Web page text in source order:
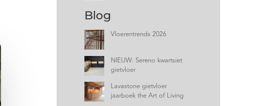
Blog
Vloerentrends 2026
NIEUW: Sereno kwartsiet
gietvloer
Lavastone gietvloer
jaarboek the Art of Living